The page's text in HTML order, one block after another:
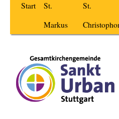
Start
St.
Markus
St.